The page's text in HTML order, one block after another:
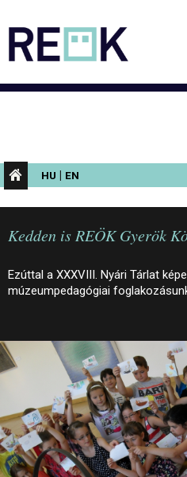
HU | EN
AZ
PALOTASÉTÁK
Kedden is REÖK Gyerök
Ezúttal a XXXVIII. Nyári Tárlat
múzeumpedagógiai